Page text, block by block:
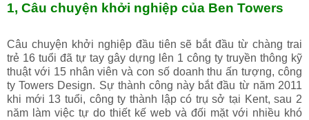
1, Câu chuyện khởi nghiệp của Ben Towers
Câu chuyện khởi nghiệp đầu tiên sẽ bắt đầu từ chàng trai
trẻ 16 tuổi đã tự tay gây dựng lên 1 công ty truyền thông kỹ
thuật với 15 nhân viên và con số doanh thu ấn tượng, công
ty Towers Design. Sự thành công này bắt đầu từ năm 2011
khi mới 13 tuổi, công ty thành lập có trụ sở tại Kent, sau 2
năm làm việc tự do thiết kế web và đối mặt với nhiều khó